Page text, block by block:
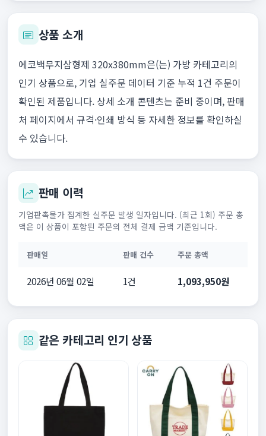
상품 소개
에코백무지삼형제 320x380mm은(는) 가방 카테고리의
인기 상품으로, 기업 실주문 데이터 기준 누적 1건 주문이
확인된 제품입니다. 상세 소개 콘텐츠는 준비 중이며, 판매
처 페이지에서 규격·인쇄 방식 등 자세한 정보를 확인하실
수 있습니다.
판매 이력
기업판촉물가 집계한 실주문 발생 일자입니다. (최근 1회) 주문 총
액은 이 상품이 포함된 주문의 전체 결제 금액 기준입니다.
판매일 판매 건수 주문 총액
2026년 06월 02일 1건 1,093,950원
같은 카테고리 인기 상품